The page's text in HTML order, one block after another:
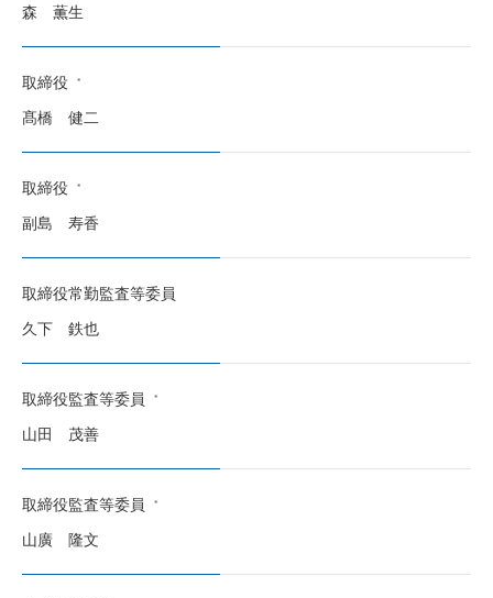
森 薫生
取締役
髙橋 健二
取締役
副島 寿香
取締役常勤監査等委員
久下 鉄也
取締役監査等委員
山田 茂善
取締役監査等委員
山廣 隆文